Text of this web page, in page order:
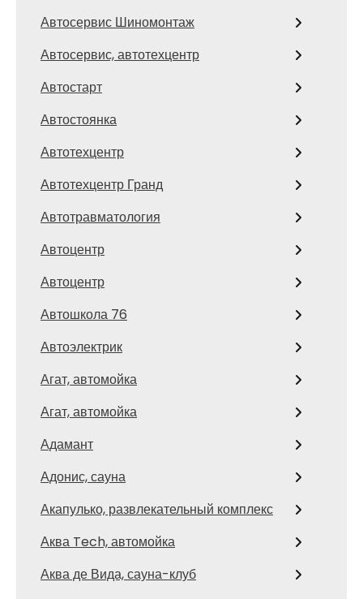
Автосервис Шиномонтаж
Автосервис, автотехцентр
Автостарт
Автостоянка
Автотехцентр
Автотехцентр Гранд
Автотравматология
Автоцентр
Автоцентр
Автошкола 76
Автоэлектрик
Агат, автомойка
Агат, автомойка
Адамант
Адонис, сауна
Акапулько, развлекательный комплекс
Аква Tech, автомойка
Аква де Вида, сауна-клуб